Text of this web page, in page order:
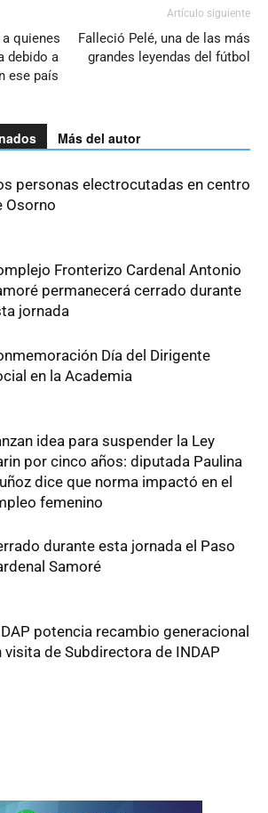
quienes
debido a
ese país
Artículo siguiente
Falleció Pelé, una de las más
grandes leyendas del fútbol
Más del autor
personas electrocutadas en centro
Osorno
Fronterizo Cardenal Antonio
permanecerá cerrado durante
jornada
Día del Dirigente
en la Academia
idea para suspender la Ley
por cinco años: diputada Paulina
dice que norma impactó en el
femenino
durante esta jornada el Paso
Samoré
potencia recambio generacional
visita de Subdirectora de INDAP